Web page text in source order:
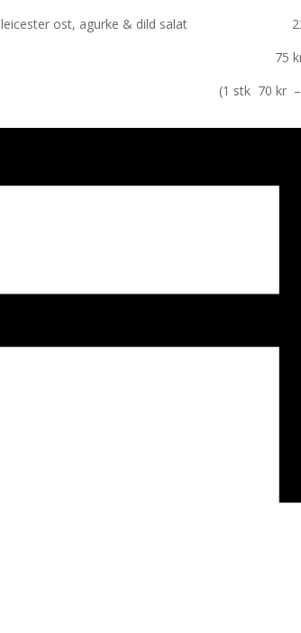
m/ rød leicester ost, agurke & dild salat
coulis 75 kr
stk 70 kr – 2 stk